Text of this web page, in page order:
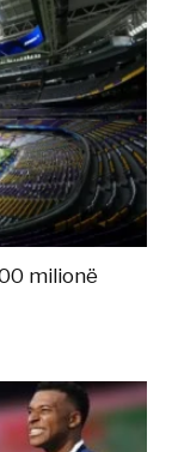
milionë